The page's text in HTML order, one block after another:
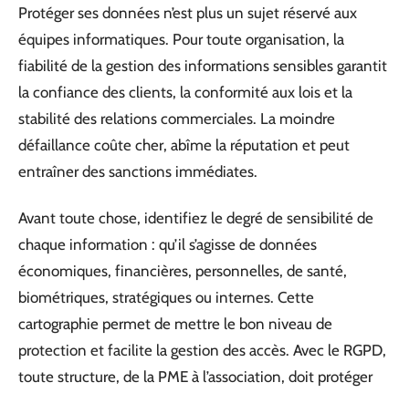
Protéger ses données n’est plus un sujet réservé aux
équipes informatiques. Pour toute organisation, la
fiabilité de la gestion des informations sensibles garantit
la confiance des clients, la conformité aux lois et la
stabilité des relations commerciales. La moindre
défaillance coûte cher, abîme la réputation et peut
entraîner des sanctions immédiates.
Avant toute chose, identifiez le degré de sensibilité de
chaque information : qu’il s’agisse de données
économiques, financières, personnelles, de santé,
biométriques, stratégiques ou internes. Cette
cartographie permet de mettre le bon niveau de
protection et facilite la gestion des accès. Avec le RGPD,
toute structure, de la PME à l’association, doit protéger